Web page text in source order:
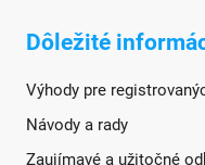
Dôležité
Výhody pre
Návody a rady
Zaujímavé a užitočné